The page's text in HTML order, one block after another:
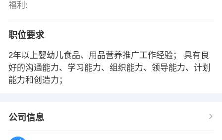
福利:
职位要求
2年以上婴幼儿食品、用品营养推广工作经验； 具有良
好的沟通能力、学习能力、组织能力、领导能力、计划
能力和创造力；
公司信息